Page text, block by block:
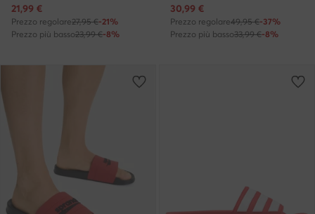
Prezzo attuale
21,99 €
Prezzo regolare27,95 €-21%
Prezzo più basso23,99 €-8%
Prezzo attuale
30,99 €
Prezzo regolare49,95 €-37%
Prezzo più basso33,99 €-8%